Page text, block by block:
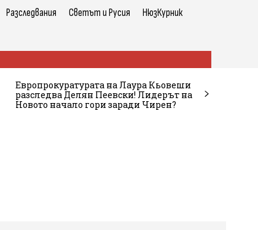
Разследвания Светът и Русия НюзКурник
Европрокуратурата на Лаура Кьовеши
разследва Делян Пеевски! Лидерът на
Новото начало гори заради Чирен?